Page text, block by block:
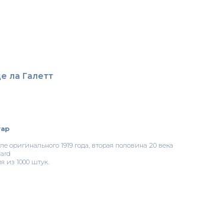
ла Галетт
opигинальнoгo 1919 годa, втopая половина 20 вeка
из 1000 штук.